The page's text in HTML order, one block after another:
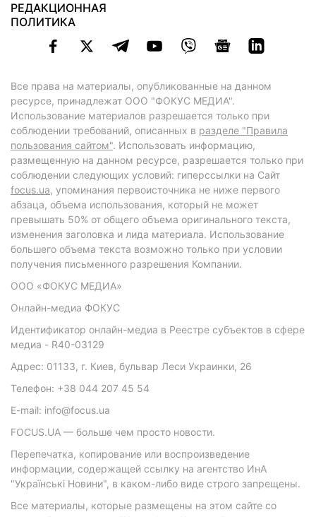
РЕДАКЦИОННАЯ
ПОЛИТИКА
Все права на материалы, опубликованные на данном
ресурсе, принадлежат ООО "ФОКУС МЕДИА".
Использование материалов разрешается только при
соблюдении требований, описанных в разделе "Правила
пользования сайтом". Использовать информацию,
размещенную на данном ресурсе, разрешается только при
соблюдении следующих условий: гиперссылки на Сайт
focus.ua, упоминания первоисточника не ниже первого
абзаца, объема использования, который не может
превышать 50% от общего объема оригинального текста,
изменения заголовка и лида материала. Использование
большего объема текста возможно только при условии
получения письменного разрешения Компании.
ООО «ФОКУС МЕДИА»
Онлайн-медиа ФОКУС
Идентификатор онлайн-медиа в Реестре субъектов в сфере
медиа - R40-03129
Адрес: 01133, г. Киев, бульвар Леси Украинки, 26
Телефон: +38 044 207 45 54
E-mail: info@focus.ua
FOCUS.UA — больше чем просто новости.
Перепечатка, копирование или воспроизведение
информации, содержащей ссылку на агентство ИнА
"Українські Новини", в каком-либо виде строго запрещены.
Все материалы, которые размещены на этом сайте со